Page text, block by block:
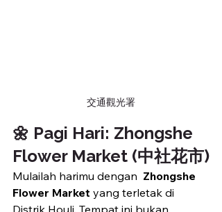
交通觀光署
🌼 Pagi Hari: Zhongshe
Flower Market (中社花市)
Mulailah harimu dengan Zhongshe
Flower Market yang terletak di
Distrik Houli. Tempat ini bukan